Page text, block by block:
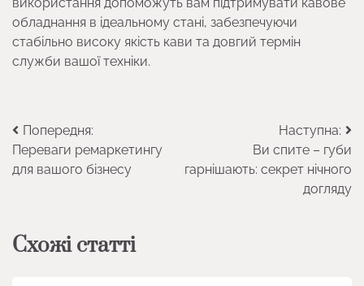
використання допоможуть вам підтримувати кавове
обладнання в ідеальному стані, забезпечуючи
стабільно високу якість кави та довгий термін
служби вашої техніки.
Навігація
записів
Попередня:
Переваги ремаркетингу
для вашого бізнесу
Наступна:
Ви спите – губи
гарнішають: секрет нічного
догляду
Схожі статті